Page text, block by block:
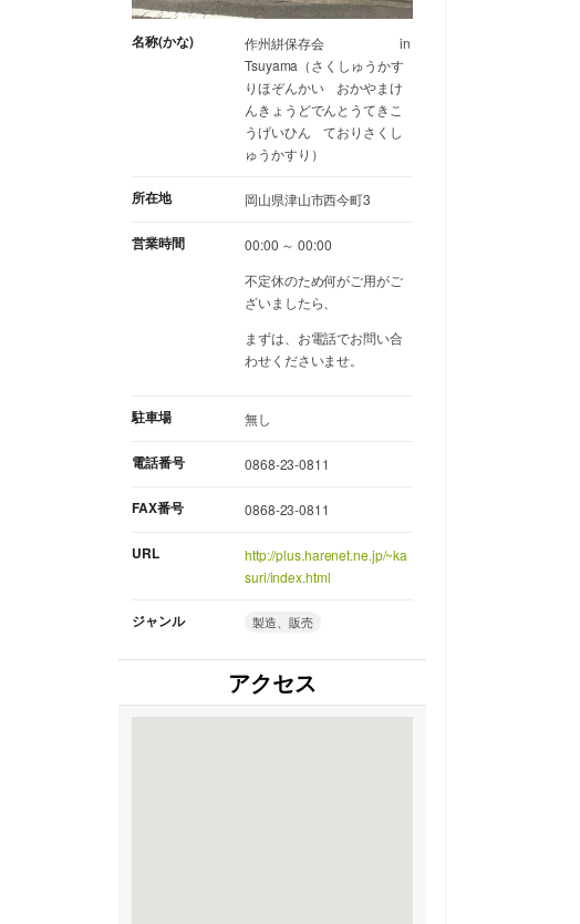
名称(かな)
作州絣保存会 in
Tsuyama（さくしゅうかす
りほぞんかい おかやまけ
んきょうどでんとうてきこ
うげいひん ておりさくし
ゅうかすり）
所在地 岡山県津山市西今町3
営業時間
00:00 ～ 00:00
不定休のため何がご用がご
ざいましたら、
まずは、お電話でお問い合
わせくださいませ。
駐車場 無し
電話番号 0868-23-0811
FAX番号 0868-23-0811
URL
http://plus.harenet.ne.jp/~ka
suri/index.html
ジャンル 製造、販売
アクセス